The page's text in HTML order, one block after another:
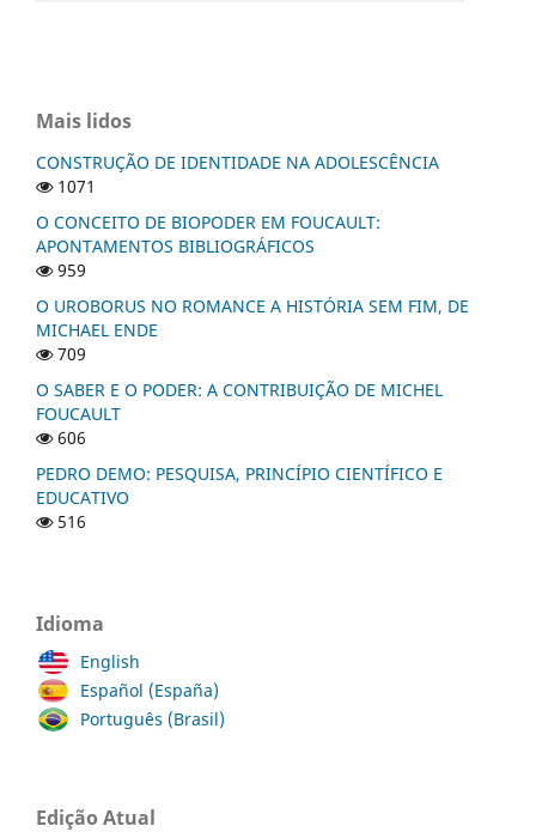
Mais lidos
CONSTRUÇÃO DE IDENTIDADE NA ADOLESCÊNCIA
1071
O CONCEITO DE BIOPODER EM FOUCAULT:
APONTAMENTOS BIBLIOGRÁFICOS
959
O UROBORUS NO ROMANCE A HISTÓRIA SEM FIM, DE
MICHAEL ENDE
709
O SABER E O PODER: A CONTRIBUIÇÃO DE MICHEL
FOUCAULT
606
PEDRO DEMO: PESQUISA, PRINCÍPIO CIENTÍFICO E
EDUCATIVO
516
Idioma
English
Español (España)
Português (Brasil)
Edição Atual